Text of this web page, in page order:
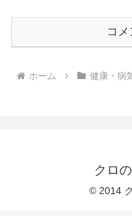
コ
ホーム 健康・病
クロ
© 2014